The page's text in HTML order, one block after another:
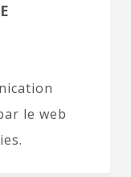
le web